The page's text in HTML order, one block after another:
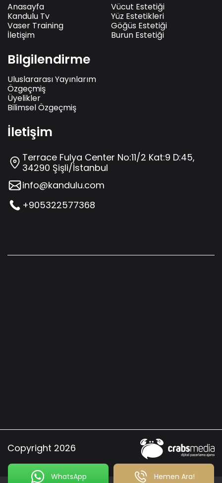
WhatsApp Hemen Ara!
Anasayfa
Kandulu Tv
Vaser Training
İletişim
Vücut Estetiği
Yüz Estetikleri
Göğüs Estetiği
Burun Estetiği
Bilgilendirme
Uluslararası Yayınlarım
Özgeçmiş
Üyelikler
Bilimsel Özgeçmiş
İletişim
Terrace Fulya Center No:11/2 Kat:9 D:45,
34290 Şişli/İstanbul
info@kandulu.com
+905322577368
Copyright 2026